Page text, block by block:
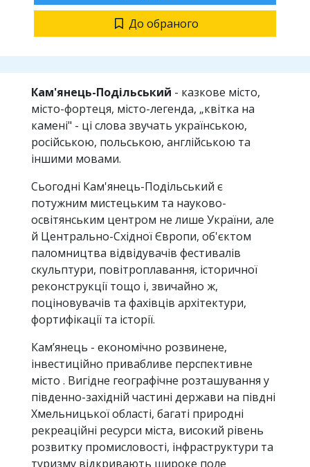
До обраного
Кам'янець-Подільський - казкове місто,
місто-фортеця, місто-легенда, „квітка на
камені" - ці слова звучать українською,
російською, польською, англійською та
іншими мовами.
Сьогодні Кам'янець-Подільський є
потужним мистецьким та науково-
освітянським центром не лише України, але
й Центрально-Східної Європи, об'єктом
паломництва відвідувачів фестивалів
скульптури, повітроплавання, історичної
реконструкції тощо і, звичайно ж,
поціновувачів та фахівців архітектури,
фортифікації та історії.
Кам’янець - економічно розвинене,
інвестиційно привабливе перспективне
місто . Вигідне географічне розташування у
південно-західній частині держави на півдні
Хмельницької області, багаті природні
рекреаційні ресурси міста, високий рівень
розвитку промисловості, інфраструктури та
туризму відкривають широке поле